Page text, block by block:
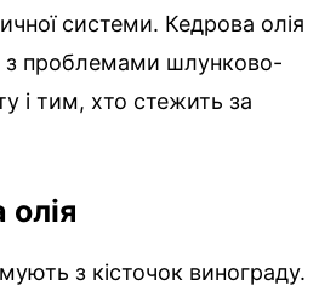
системи. Кедрова олія
з проблемами шлунково-
і тим, хто стежить за
з кісточок винограду.